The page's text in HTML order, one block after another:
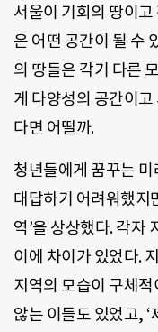
서울이 기회의 땅이
은 어떤 공간이 될 수
의 땅들은 각기 다른
게 다양성의 공간이
다면 어떨까.
청년들에게 꿈꾸는
대답하기 어려워했지
역’을 상상했다. 각자
이에 차이가 있었다.
지역의 모습이 구체
않는 이들도 있었고, ‘